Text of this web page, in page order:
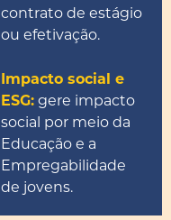
contrato de estágio
ou efetivação.
Impacto social e
ESG:gere impacto
social por meio da
Educação e a
Empregabilidade
de jovens.